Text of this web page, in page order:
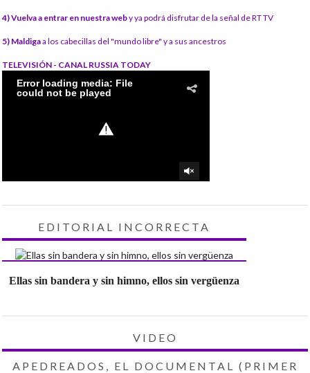
4) Vuelva a entrar en nuestra weby ya podrá disfrutar de la señal de RT TV
5) Maldigaa los cabecillas del "mundo libre" y a sus ancestros
TELEVISIÓN - CANAL RUSSIA TODAY
EDITORIAL INCORRECTA
Ellas sin bandera y sin himno, ellos sin vergüenza
VIDEO
APEDREADOS, EL DOCUMENTAL (PRIMER